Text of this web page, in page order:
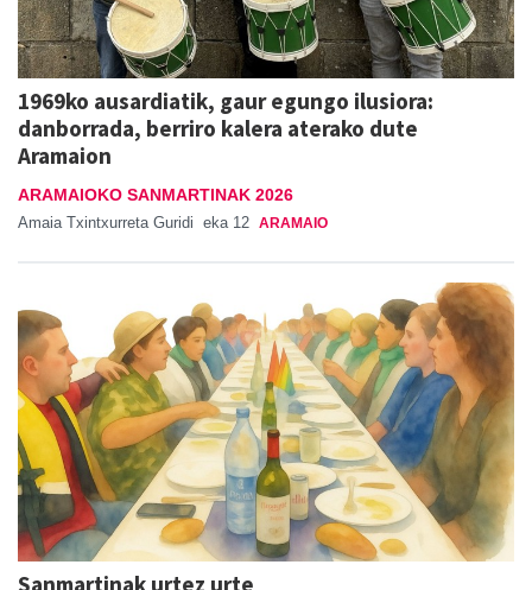
1969ko ausardiatik, gaur egungo ilusiora:
danborrada, berriro kalera aterako dute
Aramaion
ARAMAIOKO SANMARTINAK 2026
Amaia Txintxurreta Guridi eka 12 ARAMAIO